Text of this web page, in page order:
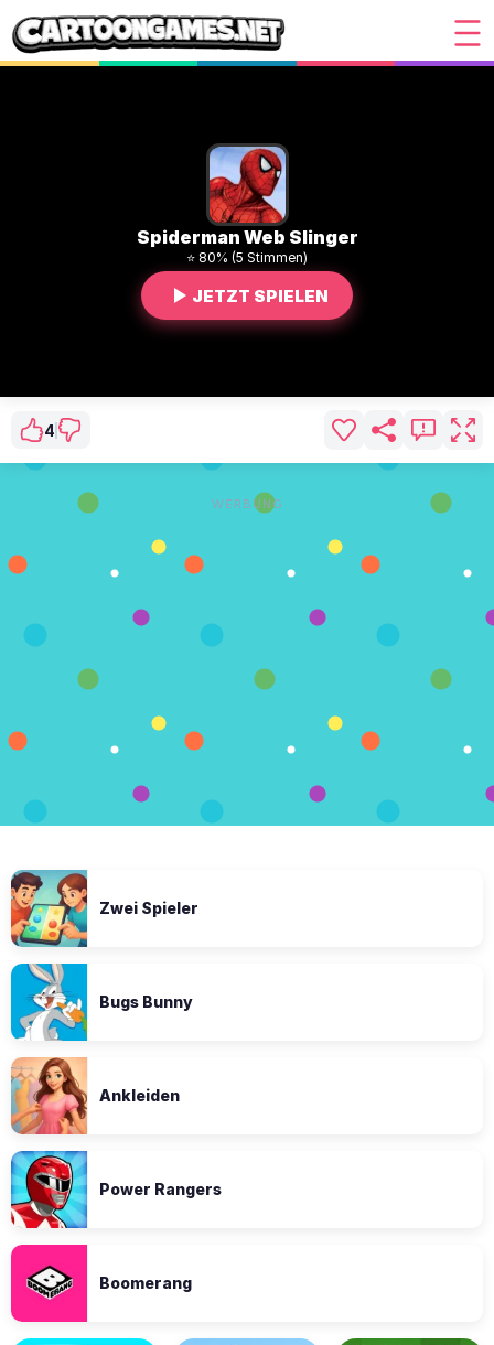
Spiderman Web Slinger
⭐ 80% (5 Stimmen)
JETZT SPIELEN
4
WERBUNG
Zwei Spieler
Bugs Bunny
Ankleiden
Power Rangers
Boomerang